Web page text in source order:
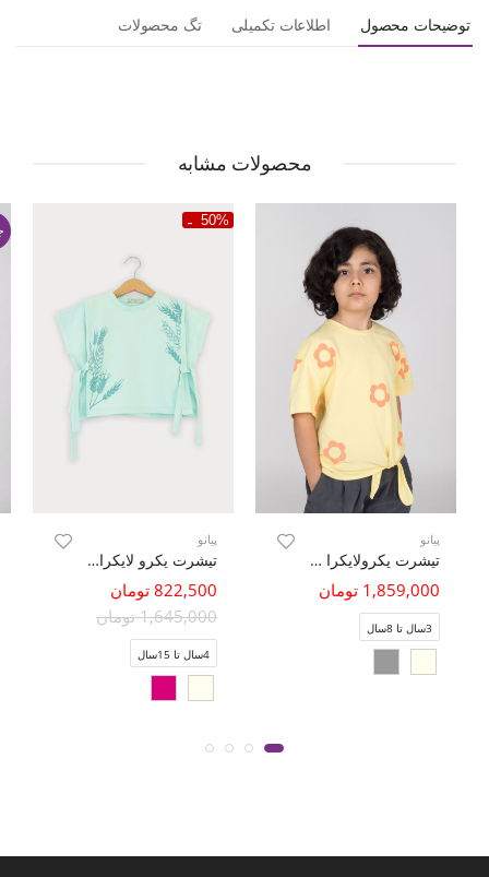
توضیحات محصول اطلاعات تکمیلی تگ محصولات
محصولات مشابه
پیانو
تیشرت یکرولایکرا دمپا گره ای
1,859,000 تومان
3سال تا 8سال
50%
پیانو
تیشرت یکرو لایکرا پهلو گره دار
822,500 تومان
1,645,000 تومان
4سال تا 15سال